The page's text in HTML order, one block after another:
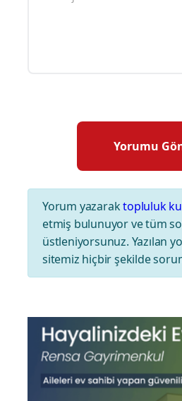
Yorum yazaraktopluluk
etmiş bulunuyor ve tüm
üstleniyorsunuz. Yazılan
sitemiz hiçbir şekilde